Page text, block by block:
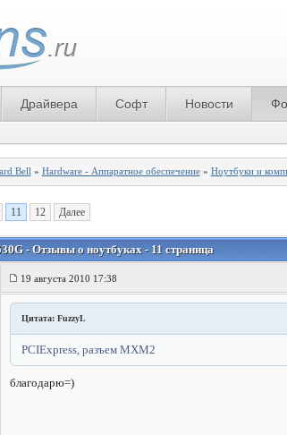
Драйвера Софт Новости
Bell » Hardware - Аппаратное обеспечение» Ноутбуки и
11 12 Далее
- Отзывы о ноутбуках - 11 страница
19 августа 2010 17:38
Цитата: FuzzyL
PCIExpress, разъем MXM2
благодарю=)